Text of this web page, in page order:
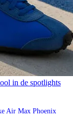
in de spotlights
Air Max Phoenix